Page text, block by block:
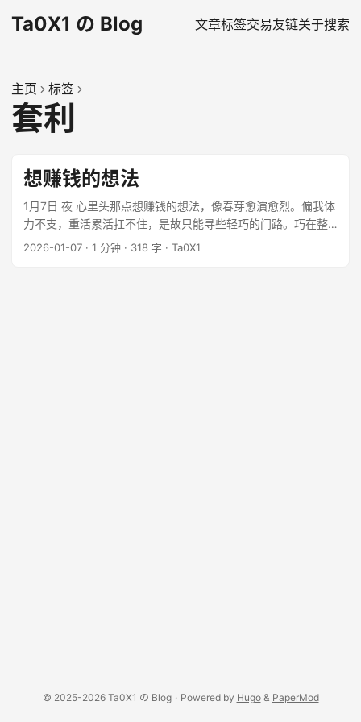
Ta0X1 の Blog 文章标签交易友链关于搜索
主页 标签
套利
想赚钱的想法
1月7日 夜 心里头那点想赚钱的想法，像春芽愈演愈烈。偏我体
力不支，重活累活扛不住，是故只能寻些轻巧的门路。巧在整
日和游戏的饰品打交道，一来二去，心里寻了些平台间的缝隙
2026-01-07 · 1 分钟 · 318 字 · Ta0X1
© 2025-2026 Ta0X1 の Blog · Powered by Hugo& PaperMod